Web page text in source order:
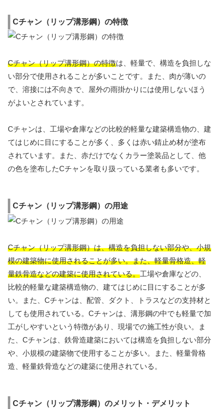
Cチャン（リップ溝形鋼）の特徴
Cチャン（リップ溝形鋼）の特徴は、軽量で、構造を負担しな
い部分で使用されることが多いことです。また、肉が薄いの
で、溶接には不向きで、屋外の雨掛かりには使用しないほう
がよいとされています。
Cチャンは、工場や倉庫などの比較的軽量な建築構造物の、建
てはじめに目にすることが多く、多くは赤い錆止め材が塗布
されています。また、赤だけでなくカラー塗装品として、他
の色を塗布したCチャンを取り扱っている業者も多いです。
Cチャン（リップ溝形鋼）の用途
Cチャン（リップ溝形鋼）は、構造を負担しない部分や、小規
模の建築物に使用されることが多い。また、軽量骨格造、軽
量鉄骨造などの建築に使用されている。工場や倉庫などの、
比較的軽量な建築構造物の、建てはじめに目にすることが多
い。また、Cチャンは、配管、ダクト、トラスなどの支持材と
しても使用されている。Cチャンは、溝形鋼の中でも軽量で加
工がしやすいという特徴があり、現場での施工性が良い。ま
た、Cチャンは、鉄骨造建築においては構造を負担しない部分
や、小規模の建築物で使用することが多い。また、軽量骨格
造、軽量鉄骨造などの建築に使用されている。
Cチャン（リップ溝形鋼）のメリット・デメリット